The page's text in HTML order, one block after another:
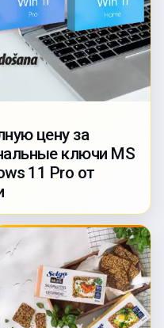
цену за
ключи MS
11 Pro от